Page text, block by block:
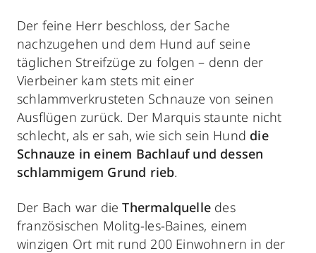
Der feine Herr beschloss, der Sache
nachzugehen und dem Hund auf seine
täglichen Streifzüge zu folgen – denn der
Vierbeiner kam stets mit einer
schlammverkrusteten Schnauze von seinen
Ausflügen zurück. Der Marquis staunte nicht
schlecht, als er sah, wie sich sein Hund die
Schnauze in einem Bachlauf und dessen
schlammigem Grund rieb.
Der Bach war dieThermalquelle des
französischen Molitg-les-Baines, einem
winzigen Ort mit rund 200 Einwohnern in der